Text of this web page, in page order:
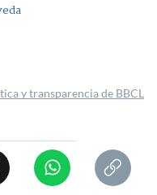
y transparencia de BBCL